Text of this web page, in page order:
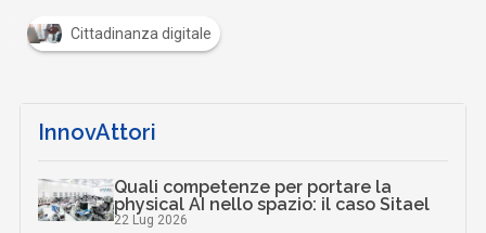
Cittadinanza digitale
InnovAttori
Quali competenze per portare la
physical AI nello spazio: il caso Sitael
22 Lug 2026